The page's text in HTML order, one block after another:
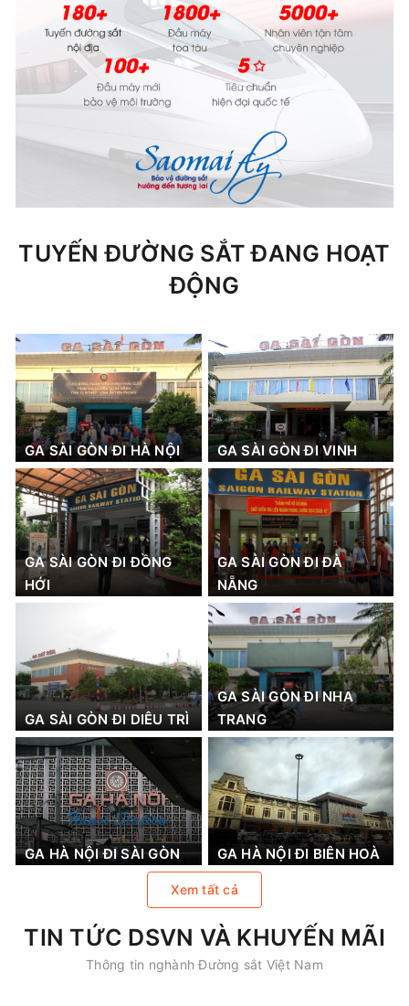
TUYẾN ĐƯỜNG SẮT ĐANG HOẠT
ĐỘNG
GA SÀI GÒN ĐI HÀ NỘI GA SÀI GÒN ĐI VINH
GA SÀI GÒN ĐI ĐỒNG
HỚI
GA SÀI GÒN ĐI ĐÀ
NẴNG
GA SÀI GÒN ĐI DIÊU TRÌ
GA SÀI GÒN ĐI NHA
TRANG
GA HÀ NỘI ĐI SÀI GÒN GA HÀ NỘI ĐI BIÊN HOÀ
Xem tất cả
TIN TỨC DSVN VÀ KHUYẾN MÃI
Thông tin nghành Đường sắt Việt Nam